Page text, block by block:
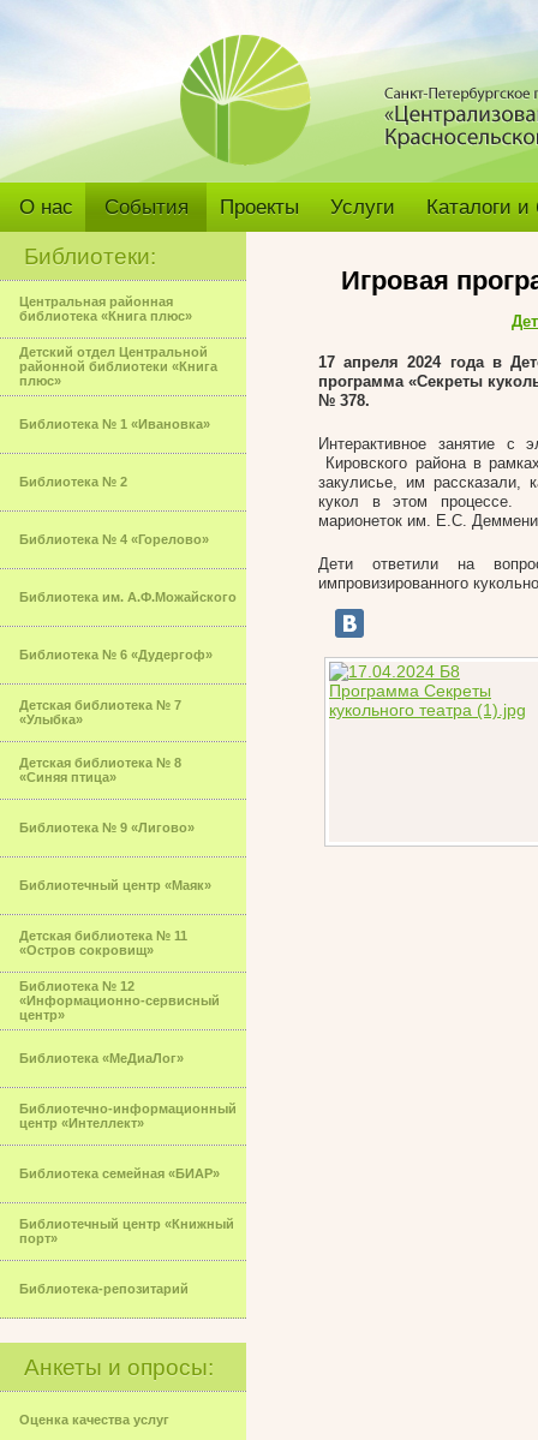
О нас События Проекты Услуги Каталоги
Библиотеки:
Центральная районная
библиотека «Книга плюс»
Детский отдел Центральной
районной библиотеки «Книга
плюс»
Библиотека № 1 «Ивановка»
Библиотека № 2
Библиотека № 4 «Горелово»
Библиотека им. А.Ф.Можайского
Библиотека № 6 «Дудергоф»
Детская библиотека № 7
«Улыбка»
Детская библиотека № 8
«Синяя птица»
Библиотека № 9 «Лигово»
Библиотечный центр «Маяк»
Детская библиотека № 11
«Остров сокровищ»
Библиотека № 12
«Информационно-сервисный
центр»
Библиотека «МеДиаЛог»
Библиотечно-информационный
центр «Интеллект»
Библиотека семейная «БИАР»
Библиотечный центр «Книжный
порт»
Библиотека-репозитарий
Анкеты и опросы:
Оценка качества услуг
Игровая
17 апреля 2024 года в
программа «Секреты
№ 378.
Интерактивное занятие с
Кировского района в
закулисье, им рассказали,
кукол в этом процессе.
марионеток им. Е.С. Деммени
Дети ответили на
импровизированного